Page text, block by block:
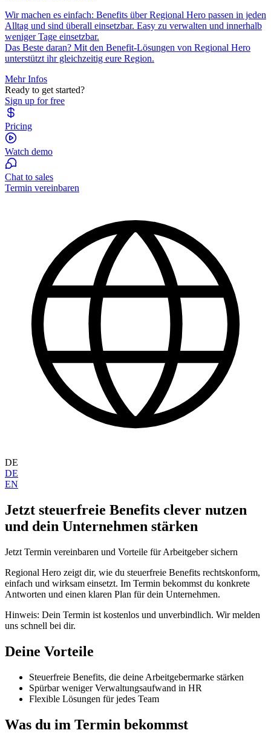
Wir machen es einfach: Benefits über Regional Hero passen in jeden
Alltag und sind überall einsetzbar. Easy zu verwalten und innerhalb
weniger Tage einsetzbar.
Das Beste daran? Mit den Benefit-Lösungen von Regional Hero
unterstützt ihr gleichzeitig eure Region.
Mehr Infos
Ready to get started?
Sign up for free
Pricing
Watch demo
Chat to sales
Termin vereinbaren
DE
DE
EN
Jetzt steuerfreie Benefits clever nutzen
und dein Unternehmen stärken
Jetzt Termin vereinbaren und Vorteile für Arbeitgeber sichern
Regional Hero zeigt dir, wie du steuerfreie Benefits rechtskonform,
einfach und wirksam einsetzt. Im Termin bekommst du konkrete
Antworten und einen klaren Plan für dein Unternehmen.
Hinweis: Dein Termin ist kostenlos und unverbindlich. Wir melden
uns schnell bei dir.
Deine Vorteile
Steuerfreie Benefits, die deine Arbeitgebermarke stärken
Spürbar weniger Verwaltungsaufwand in HR
Flexible Lösungen für jedes Team
Was du im Termin bekommst